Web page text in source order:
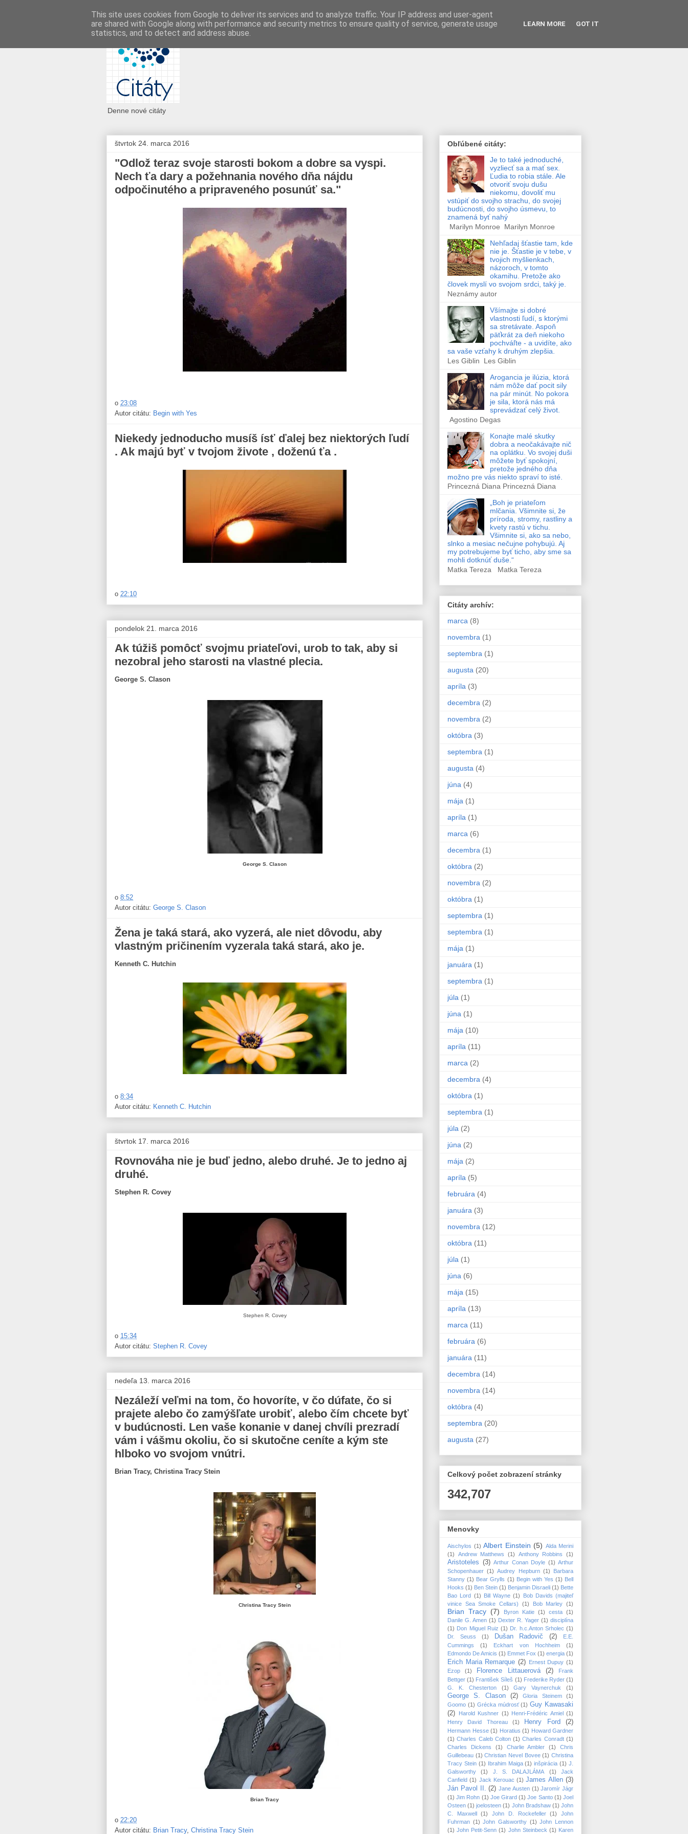
Denne nové citáty
štvrtok 24. marca 2016
"Odlož teraz svoje starosti bokom a dobre sa vyspi.
Nech ťa dary a požehnania nového dňa nájdu
odpočinutého a pripraveného posunúť sa."
o 23:08
Autor citátu: Begin with Yes
Niekedy jednoducho musíš ísť ďalej bez niektorých ľudí
. Ak majú byť v tvojom živote , doženú ťa .
o 22:10
pondelok 21. marca 2016
Ak túžiš pomôcť svojmu priateľovi, urob to tak, aby si
nezobral jeho starosti na vlastné plecia.
George S. Clason
George S. Clason
o 8:52
Autor citátu: George S. Clason
Žena je taká stará, ako vyzerá, ale niet dôvodu, aby
vlastným pričinením vyzerala taká stará, ako je.
Kenneth C. Hutchin
o 8:34
Autor citátu: Kenneth C. Hutchin
štvrtok 17. marca 2016
Rovnováha nie je buď jedno, alebo druhé. Je to jedno aj
druhé.
Stephen R. Covey
Stephen R. Covey
o 15:34
Autor citátu: Stephen R. Covey
nedeľa 13. marca 2016
Nezáleží veľmi na tom, čo hovoríte, v čo dúfate, čo si
prajete alebo čo zamýšľate urobiť, alebo čím chcete byť
v budúcnosti. Len vaše konanie v danej chvíli prezradí
vám i vášmu okoliu, čo si skutočne ceníte a kým ste
hlboko vo svojom vnútri.
Brian Tracy, Christina Tracy Stein
Christina Tracy Stein
Brian Tracy
o 22:20
Autor citátu: Brian Tracy, Christina Tracy Stein
Obľúbené citáty:
Je to také jednoduché,
vyzliecť sa a mať sex.
Ľudia to robia stále. Ale
otvoriť svoju dušu
niekomu, dovoliť mu
vstúpiť do svojho strachu, do svojej
budúcnosti, do svojho úsmevu, to
znamená byť nahý
Marilyn Monroe Marilyn Monroe
Nehľadaj šťastie tam, kde
nie je. Šťastie je v tebe, v
tvojich myšlienkach,
názoroch, v tomto
okamihu. Pretože ako
človek myslí vo svojom srdci, taký je.
Neznámy autor
Všímajte si dobré
vlastnosti ľudí, s ktorými
sa stretávate. Aspoň
päťkrát za deň niekoho
pochváľte - a uvidíte, ako
sa vaše vzťahy k druhým zlepšia.
Les Giblin Les Giblin
Arogancia je ilúzia, ktorá
nám môže dať pocit sily
na pár minút. No pokora
je sila, ktorá nás má
sprevádzať celý život.
Agostino Degas
Konajte malé skutky
dobra a neočakávajte nič
na oplátku. Vo svojej duši
môžete byť spokojní,
pretože jedného dňa
možno pre vás niekto spraví to isté.
Princezná Diana Princezná Diana
„Boh je priateľom
mlčania. Všimnite si, že
príroda, stromy, rastliny a
kvety rastú v tichu.
Všimnite si, ako sa nebo,
slnko a mesiac nečujne pohybujú. Aj
my potrebujeme byť ticho, aby sme sa
mohli dotknúť duše.“
Matka Tereza Matka Tereza
Citáty archív:
marca (8)
novembra (1)
septembra (1)
augusta (20)
apríla (3)
decembra (2)
novembra (2)
októbra (3)
septembra (1)
augusta (4)
júna (4)
mája (1)
apríla (1)
marca (6)
decembra (1)
októbra (2)
novembra (2)
októbra (1)
septembra (1)
septembra (1)
mája (1)
januára (1)
septembra (1)
júla (1)
júna (1)
mája (10)
apríla (11)
marca (2)
decembra (4)
októbra (1)
septembra (1)
júla (2)
júna (2)
mája (2)
apríla (5)
februára (4)
januára (3)
novembra (12)
októbra (11)
júla (1)
júna (6)
mája (15)
apríla (13)
marca (11)
februára (6)
januára (11)
decembra (14)
novembra (14)
októbra (4)
septembra (20)
augusta (27)
Celkový počet zobrazení stránky
342,707
Menovky
Aischylos (1) Albert Einstein (5) Alda Merini
(1)
Andrew Matthews (1) Anthony Robbins (1)
Aristoteles (3) Arthur Conan Doyle (1) Arthur
Schopenhauer (1) Audrey Hepburn (1)
Barbara
Stanny (1) Bear Grylls (1) Begin with Yes (1) Bell
Hooks (1) Ben Stein (1) Benjamin Disraeli (1) Bette
Bao Lord (1) Bill Wayne (1)
Bob Davids (majiteľ
vinice Sea Smoke Cellars)
(1) Bob Marley (1)
Brian Tracy (7) Byron Katie (1) cesta (1)
Danile G. Amen (1) Dexter R. Yager (1) disciplína
(1) Don Miguel Ruiz (1) Dr. h.c.Anton Srholec (1)
Dr. Seuss
(1) Dušan Radovič (2)
E.E.
Cummings
(1) Eckhart von Hochheim
(1)
Edmondo De Amicis (1) Emmet Fox (1) energia (1)
Erich Maria Remarque (2) Ernest Dupuy (1)
Ezop
(1) Florence Littauerová (2)
Frank
Bettger (1) František Síleš (1) Frederike Ryder (1)
G. K. Chesterton
(1) Gary Vaynerchuk (1)
George S. Clason (2) Gloria Steinem
(1)
Goomo (1) Grécka múdrosť (1) Guy Kawasaki
(2)
Harold Kushner (1) Henri-Frédéric Amiel (1)
Henry David Thoreau
(1) Henry Ford (2)
Hermann Hesse (1) Horatius (1) Howard Gardner
(1) Charles Caleb Colton (1) Charles Conradt (1)
Charles Dickens
(1) Charlie Ambler (1)
Chris
Guillebeau (1) Christian Nevel Bovee (1) Christina
Tracy Stein (1) Ibrahim Maiga (1) inšpirácia (1) J.
Galsworthy
(1) J. S. DALAJLÁMA (1)
Jack
Canfield (1) Jack Kerouac (1) James Allen (3)
Ján Pavol II. (2) Jane Austen (1) Jaromír Jágr
(1) Jim Rohn (1) Joe Girard (1) Joe Santo (1) Joel
Osteen (1) joelosteen (1) John Bradshaw (1) John
C. Maxwell
(1) John D. Rockefeller (1)
John
Fuhrman (1) John Galsworthy (1) John Lennon
(1) John Petit-Senn (1) John Steinbeck (1) Karen
This site uses cookies from Google to deliver its services and to analyze traffic. Your IP address and user-agent
are shared with Google along with performance and security metrics to ensure quality of service, generate usage
statistics, and to detect and address abuse.
LEARN MORE GOT IT